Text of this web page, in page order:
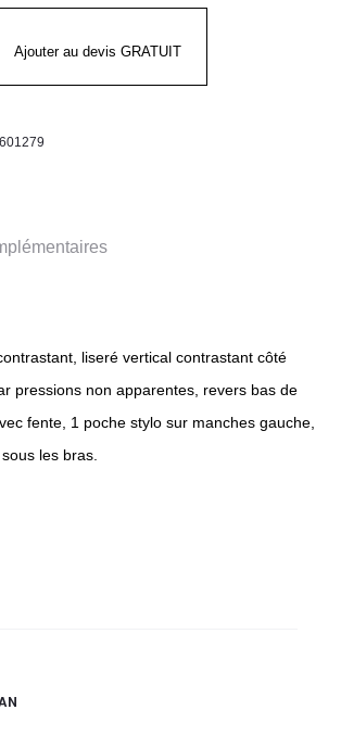
Ajouter au devis GRATUIT
liseré vertical contrastant côté
pressions non apparentes, revers bas de
fente, 1 poche stylo sur manches gauche,
les bras.